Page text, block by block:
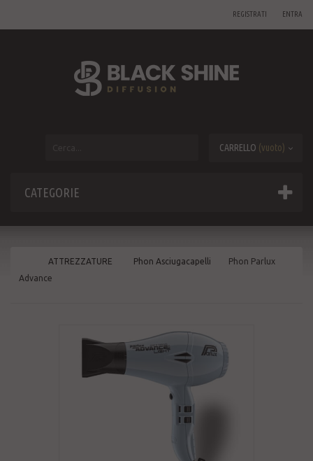
ENTRA
REGISTRATI
CARRELLO (vuoto)
CATEGORIE
ATTREZZATURE Phon Asciugacapelli
Phon Parlux
Advance